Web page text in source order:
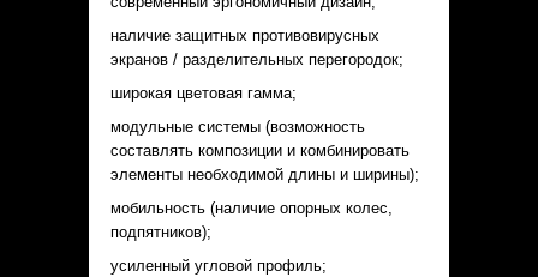
наличие защитных противовирусных
экранов / разделительных перегородок;
широкая цветовая гамма;
модульные системы (возможность
составлять композиции и комбинировать
элементы необходимой длины и ширины);
мобильность (наличие опорных колес,
подпятников);
усиленный угловой профиль;